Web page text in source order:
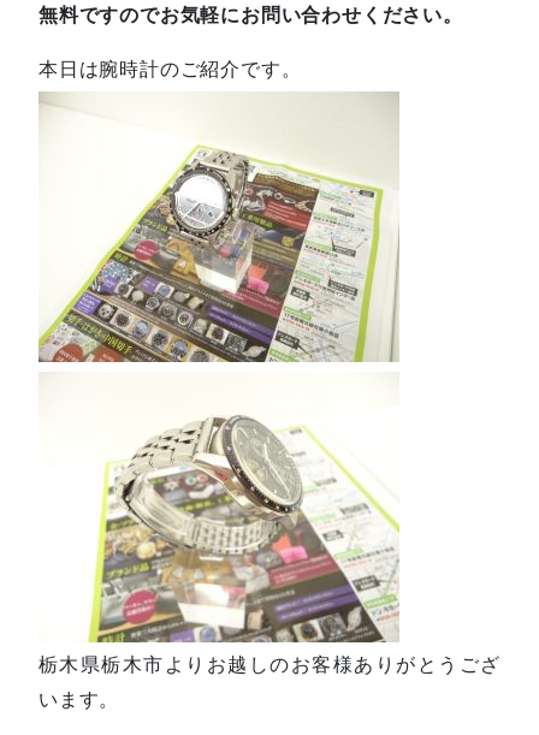
無料ですのでお気軽にお問い合わせください。
本日は腕時計のご紹介です。
栃木県栃木市よりお越しのお客様ありがとうござ
います。